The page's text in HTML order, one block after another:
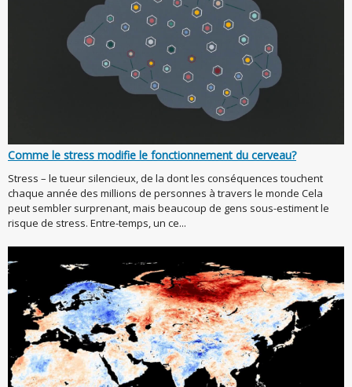
Comme le stress modifie le fonctionnement du cerveau?
Stress – le tueur silencieux, de la dont les conséquences touchent
chaque année des millions de personnes à travers le monde Cela
peut sembler surprenant, mais beaucoup de gens sous-estiment le
risque de stress. Entre-temps, un ce...